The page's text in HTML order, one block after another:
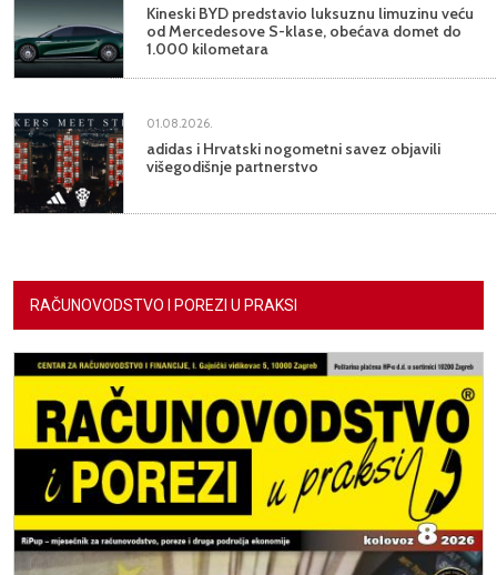
Kineski BYD predstavio luksuznu limuzinu veću
od Mercedesove S-klase, obećava domet do
1.000 kilometara
01.08.2026.
adidas i Hrvatski nogometni savez objavili
višegodišnje partnerstvo
RAČUNOVODSTVO I POREZI U PRAKSI